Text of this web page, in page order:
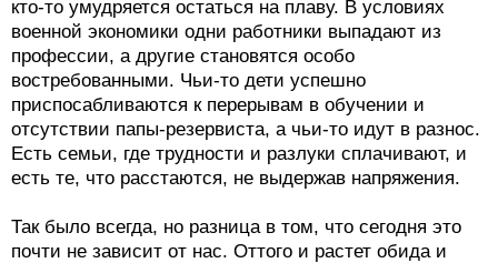
кто-то умудряется остаться на плаву. В условиях
военной экономики одни работники выпадают из
профессии, а другие становятся особо
востребованными. Чьи-то дети успешно
приспосабливаются к перерывам в обучении и
отсутствии папы-резервиста, а чьи-то идут в разнос.
Есть семьи, где трудности и разлуки сплачивают, и
есть те, что расстаются, не выдержав напряжения.
Так было всегда, но разница в том, что сегодня это
почти не зависит от нас. Оттого и растет обида и